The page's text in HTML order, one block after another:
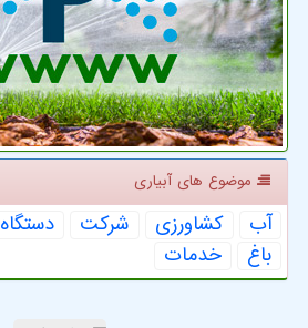
موضوع های آبیاری
آب كشاورزی شركت دستگاه
باغ
خدمات